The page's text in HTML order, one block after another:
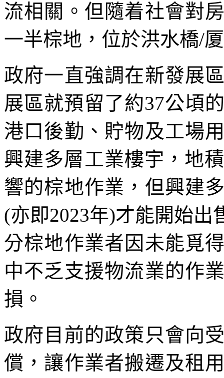
流相關。但隨着社會對
一半棕地，位於洪水橋/
政府一直強調在新發展
展區就預留了約37公頃
港口後勤、貯物及工場
興建多層工業樓宇，地
響的棕地作業，但興建
(亦即2023年)才能開始
分棕地作業者因未能覓
中不乏支援物流業的作
損。
政府目前的政策只會向
償，讓作業者搬遷及租